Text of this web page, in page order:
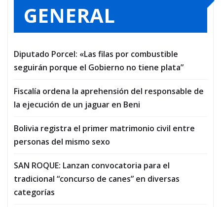
GENERAL
Diputado Porcel: «Las filas por combustible
seguirán porque el Gobierno no tiene plata”
Fiscalía ordena la aprehensión del responsable de
la ejecución de un jaguar en Beni
Bolivia registra el primer matrimonio civil entre
personas del mismo sexo
SAN ROQUE: Lanzan convocatoria para el
tradicional “concurso de canes” en diversas
categorías